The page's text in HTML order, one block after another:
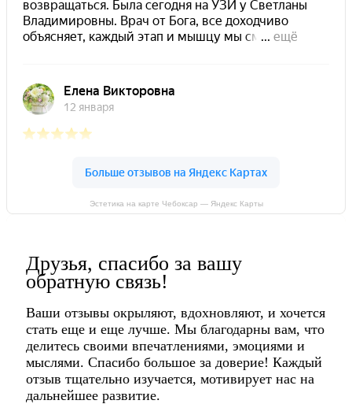
Эстетика на карте Чебоксар — Яндекс Карты
Друзья, спасибо за вашу
обратную связь!
Ваши отзывы окрыляют, вдохновляют, и хочется
стать еще и еще лучше. Мы благодарны вам, что
делитесь своими впечатлениями, эмоциями и
мыслями. Спасибо большое за доверие! Каждый
отзыв тщательно изучается, мотивирует нас на
дальнейшее развитие.